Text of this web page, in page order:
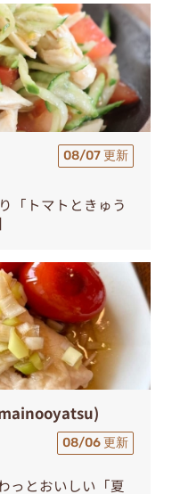
08/07 更新
「トマトときゅう
08/06 更新
っとおいしい「夏